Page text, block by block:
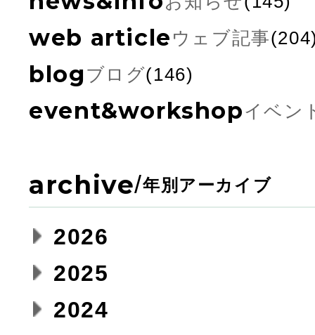
web article ウェブ記事
blog ブログ(146)
event&workshopイベン
archive/年別アーカイブ
2026
2025
2024